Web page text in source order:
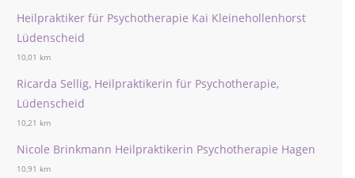
Heilpraktiker für Psychotherapie Kai Kleinehollenhorst
Lüdenscheid
10,01 km
Ricarda Sellig, Heilpraktikerin für Psychotherapie,
Lüdenscheid
10,21 km
Nicole Brinkmann Heilpraktikerin Psychotherapie Hagen
10,91 km